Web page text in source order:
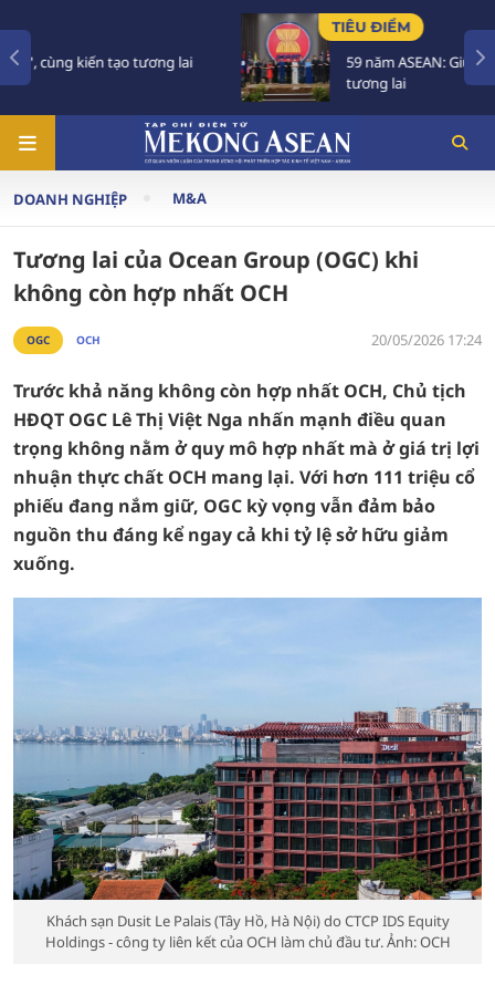
59 năm ASEAN: Giữ vững đoàn kết, định hình
DOANH NGHIỆP M&A
Tương lai của Ocean Group (OGC) khi
không còn hợp nhất OCH
OGC OCH 20/05/2026 17:24
Trước khả năng không còn hợp nhất OCH, Chủ tịch
HĐQT OGC Lê Thị Việt Nga nhấn mạnh điều quan
trọng không nằm ở quy mô hợp nhất mà ở giá trị lợi
nhuận thực chất OCH mang lại. Với hơn 111 triệu cổ
phiếu đang nắm giữ, OGC kỳ vọng vẫn đảm bảo
nguồn thu đáng kể ngay cả khi tỷ lệ sở hữu giảm
xuống.
Khách sạn Dusit Le Palais (Tây Hồ, Hà Nội) do CTCP IDS Equity
Holdings - công ty liên kết của OCH làm chủ đầu tư. Ảnh: OCH